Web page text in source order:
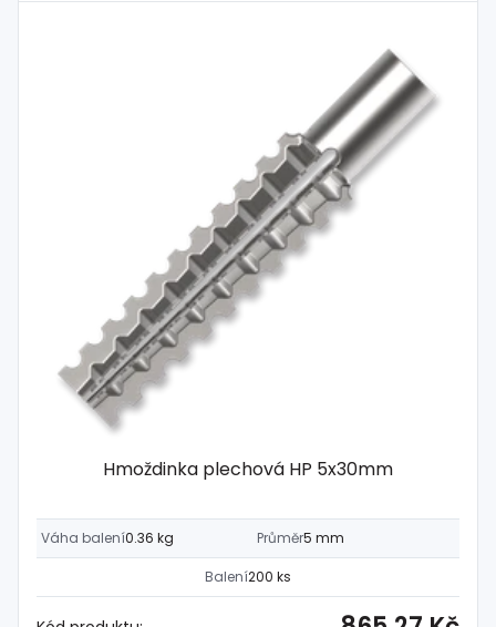
Hmoždinka plechová HP 5x30mm
Váha balení0.36 kg Průměr5 mm
Balení200 ks